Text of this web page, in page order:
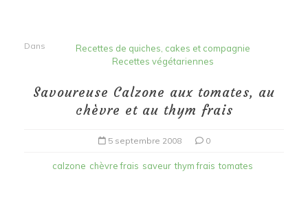
Dans
Recettes de quiches, cakes et compagnie
Recettes végétariennes
Savoureuse Calzone aux tomates, au
chèvre et au thym frais
5 septembre 2008 0
calzone chèvre frais saveur thym frais tomates